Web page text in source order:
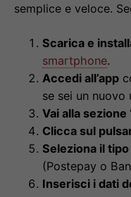
semplice e veloce.
Scarica e
smartphone.
Accedi all’app
se sei un
Vai alla sezione
Clicca sul
Seleziona il
(Postepay o
Inserisci i dati